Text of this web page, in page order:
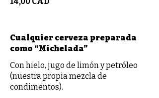
Cualquier cerveza preparada
como “Michelada”
Con hielo, jugo de limón y petróleo
(nuestra propia mezcla de
condimentos).